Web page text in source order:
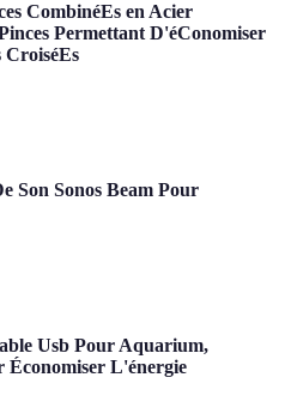
CombinéEs en Acier
Permettant D'éConomiser
Son Sonos Beam Pour
Usb Pour Aquarium,
Économiser L'énergie